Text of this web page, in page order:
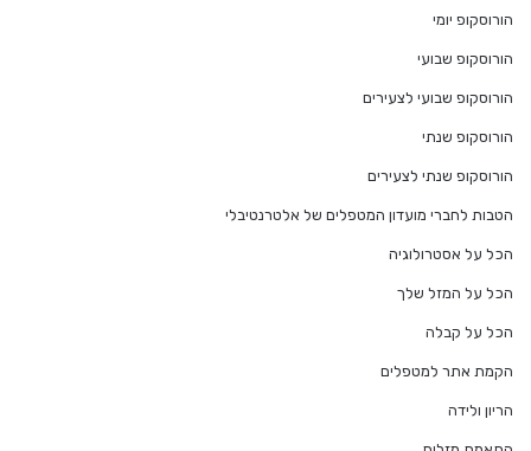
הורוסקופ יומי
הורוסקופ שבועי
הורוסקופ שבועי לצעירים
הורוסקופ שנתי
הורוסקופ שנתי לצעירים
הטבות לחברי מועדון המטפלים של אלטרנטיבלי
הכל על אסטרולוגיה
הכל על המזל שלך
הכל על קבלה
הקמת אתר למטפלים
הריון ולידה